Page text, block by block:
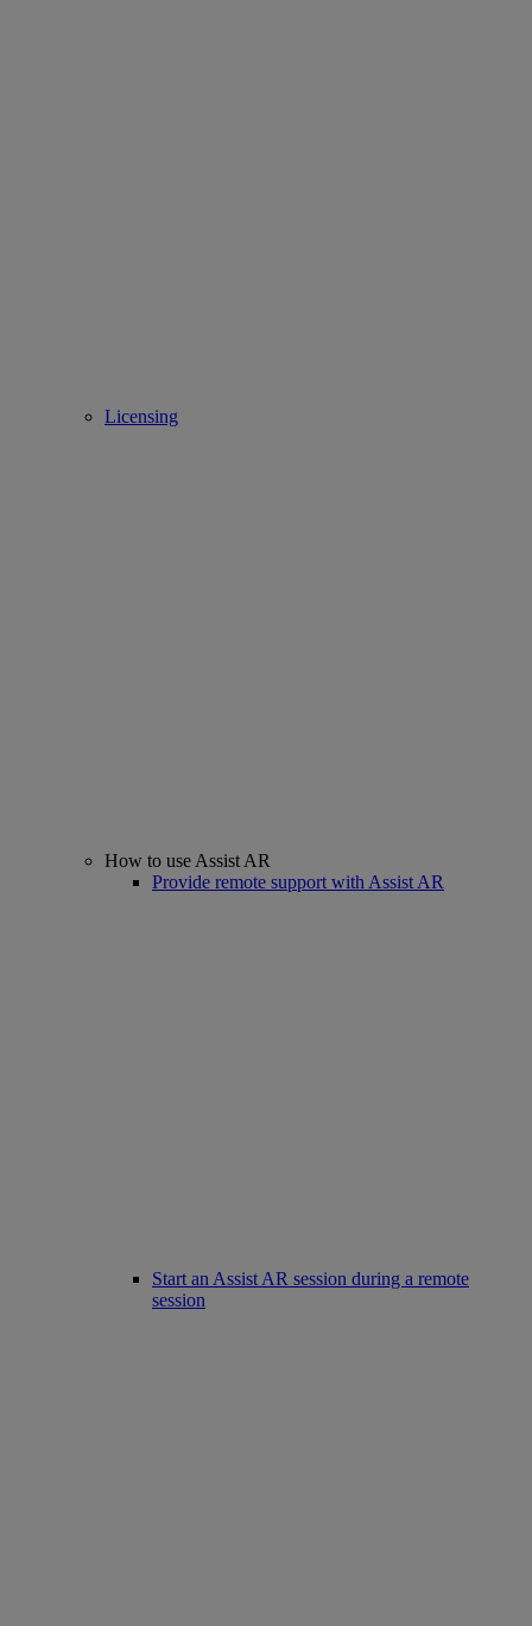
Licensing
How to use Assist AR
Provide remote support with Assist AR
Start an Assist AR session during a remote
session